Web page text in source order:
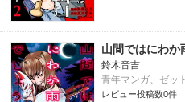
山間ではにわか
鈴木音吉
青年マンガ、ゼッ
レビュー投稿数0件